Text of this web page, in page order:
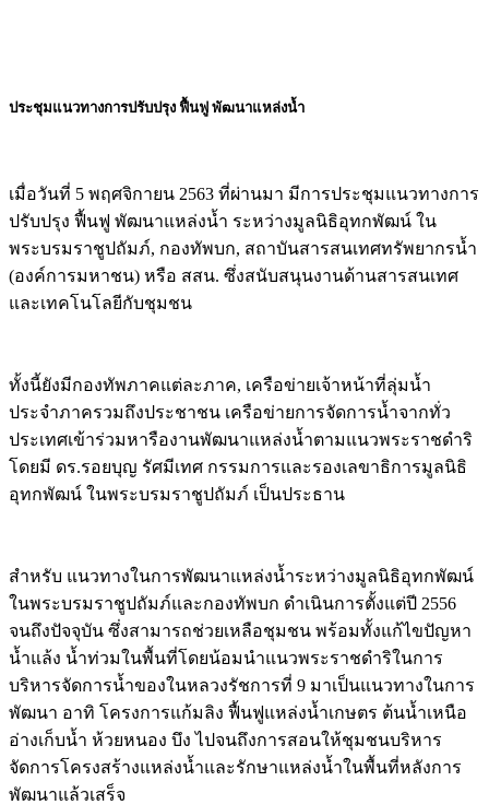
ประชุมแนวทางการปรับปรุง ฟื้นฟู พัฒนาแหล่งน้ำ
เมื่อวันที่ 5 พฤศจิกายน 2563 ที่ผ่านมา มีการประชุมแนวทางการ
ปรับปรุง ฟื้นฟู พัฒนาแหล่งน้ำ ระหว่างมูลนิธิอุทกพัฒน์ ใน
พระบรมราชูปถัมภ์, กองทัพบก, สถาบันสารสนเทศทรัพยากรน้ำ
(องค์การมหาชน) หรือ สสน. ซึ่งสนับสนุนงานด้านสารสนเทศ
และเทคโนโลยีกับชุมชน
ทั้งนี้ยังมีกองทัพภาคแต่ละภาค, เครือข่ายเจ้าหน้าที่ลุ่มน้ำ
ประจำภาครวมถึงประชาชน เครือข่ายการจัดการน้ำจากทั่ว
ประเทศเข้าร่วมหารืองานพัฒนาแหล่งน้ำตามแนวพระราชดำริ
โดยมี ดร.รอยบุญ รัศมีเทศ กรรมการและรองเลขาธิการมูลนิธิ
อุทกพัฒน์ ในพระบรมราชูปถัมภ์ เป็นประธาน
สำหรับ แนวทางในการพัฒนาแหล่งน้ำระหว่างมูลนิธิอุทกพัฒน์
ในพระบรมราชูปถัมภ์และกองทัพบก ดำเนินการตั้งแต่ปี 2556
จนถึงปัจจุบัน ซึ่งสามารถช่วยเหลือชุมชน พร้อมทั้งแก้ไขปัญหา
น้ำแล้ง น้ำท่วมในพื้นที่โดยน้อมนำแนวพระราชดำริในการ
บริหารจัดการน้ำของในหลวงรัชการที่ 9 มาเป็นแนวทางในการ
พัฒนา อาทิ โครงการแก้มลิง ฟื้นฟูแหล่งน้ำเกษตร ต้นน้ำเหนือ
อ่างเก็บน้ำ ห้วยหนอง บึง ไปจนถึงการสอนให้ชุมชนบริหาร
จัดการโครงสร้างแหล่งน้ำและรักษาแหล่งน้ำในพื้นที่หลังการ
พัฒนาแล้วเสร็จ